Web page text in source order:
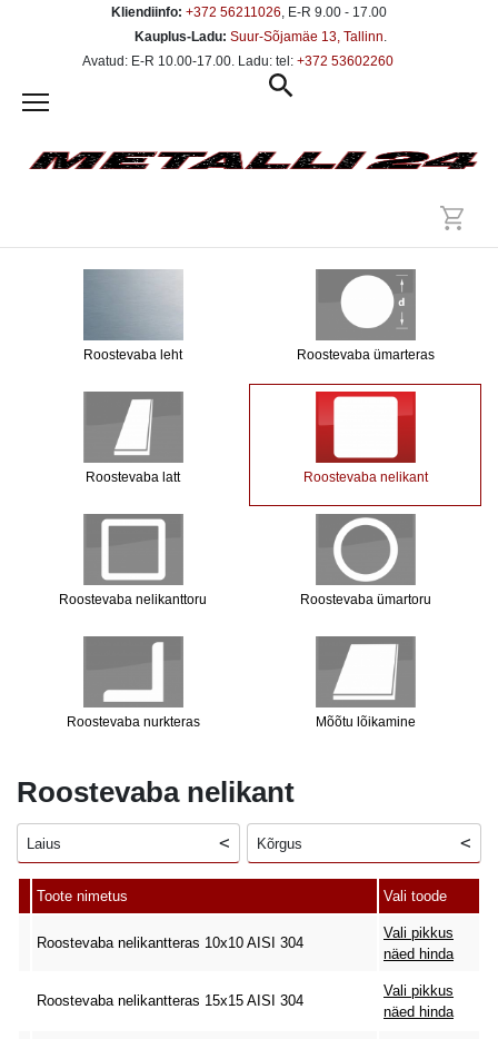
Kliendiinfo: +372 56211026, E-R 9.00 - 17.00
Kauplus-Ladu: Suur-Sõjamäe 13, Tallinn.
Avatud: E-R 10.00-17.00. Ladu: tel: +372 53602260
Roostevaba leht Roostevaba ümarteras
Roostevaba latt Roostevaba nelikant
Roostevaba nelikanttoru Roostevaba ümartoru
Roostevaba nurkteras Mõõtu lõikamine
Roostevaba nelikant
Laius Kõrgus
Toote nimetus Vali toode
Roostevaba nelikantteras 10x10 AISI 304
Vali pikkus
näed hinda
Roostevaba nelikantteras 15x15 AISI 304
Vali pikkus
näed hinda